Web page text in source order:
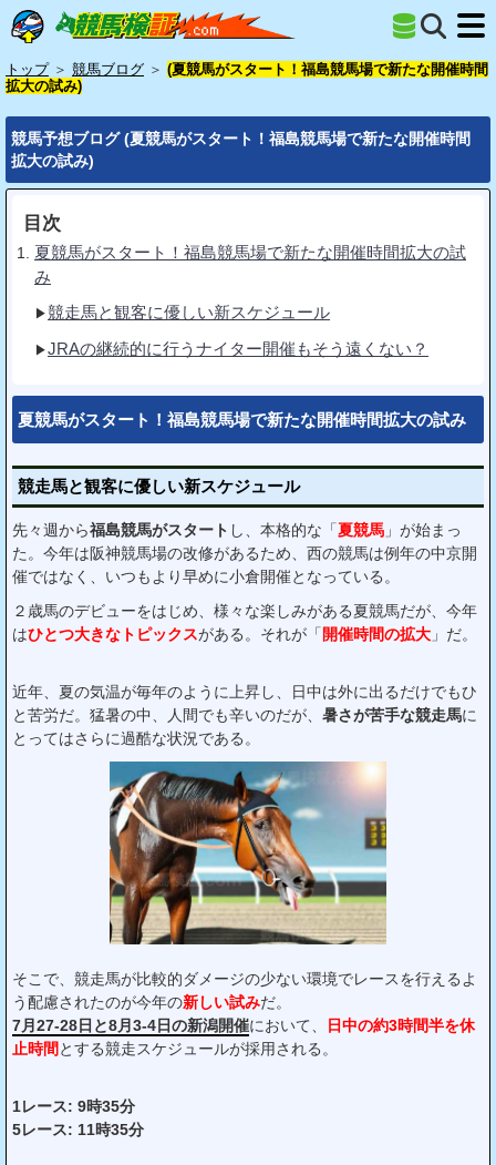
トップ ＞ 競馬ブログ ＞ (夏競馬がスタート！福島競馬場で新たな開催時間
拡大の試み)
競馬予想ブログ (夏競馬がスタート！福島競馬場で新たな開催時間
拡大の試み)
目次
夏競馬がスタート！福島競馬場で新たな開催時間拡大の試
み
競走馬と観客に優しい新スケジュール
JRAの継続的に行うナイター開催もそう遠くない？
夏競馬がスタート！福島競馬場で新たな開催時間拡大の試み
競走馬と観客に優しい新スケジュール
先々週から福島競馬がスタート し、本格的な「夏競馬 」が始まっ
た。今年は阪神競馬場の改修があるため、西の競馬は例年の中京開
催ではなく、いつもより早めに小倉開催となっている。
２歳馬のデビューをはじめ、様々な楽しみがある夏競馬だが、今年
はひとつ大きなトピックスがある。それが「 開催時間の拡大 」だ。
近年、夏の気温が毎年のように上昇し、日中は外に出るだけでもひ
と苦労だ。猛暑の中、人間でも辛いのだが、 暑さが苦手な競走馬に
とってはさらに過酷な状況である。
そこで、競走馬が比較的ダメージの少ない環境でレースを行えるよ
う配慮されたのが今年の新しい試みだ。
7月27-28日と8月3-4日の新潟開催において、
日中の約3時間半を休
止時間 とする競走スケジュールが採用される。
1レース: 9時35分
5レース: 11時35分